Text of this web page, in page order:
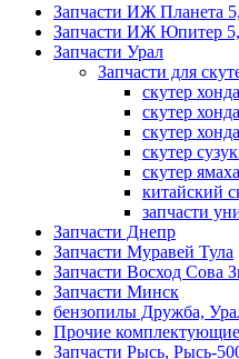
Запчасти ИЖ Планета
Запчасти ИЖ Юпитер
Запчасти Урал
Запчасти для
скутер
скутер
скутер
скутер
скутер
китайский
запчасти
Запчасти Днепр
Запчасти Муравей Тула
Запчасти Восход Сова
Запчасти Минск
бензопилы Дружба,
Прочие комплектующие
Запчасти Рысь, Рысь-